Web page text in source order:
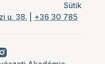
Sütik
u. 38.
+36 30 785